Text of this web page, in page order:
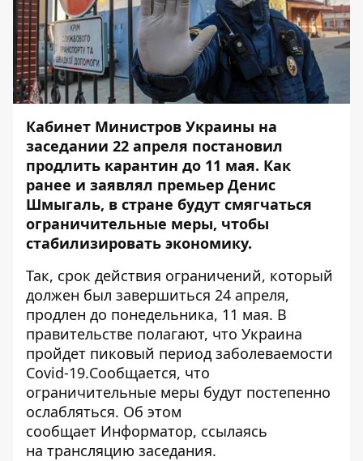
Кабинет Министров Украины на
заседании 22 апреля постановил
продлить карантин до 11 мая. Как
ранее и заявлял премьер Денис
Шмыгаль, в стране будут смягчаться
ограничительные меры, чтобы
стабилизировать экономику.
Так, срок действия ограничений, который
должен был завершиться 24 апреля,
продлен до понедельника, 11 мая. В
правительстве полагают, что Украина
пройдет пиковый период заболеваемости
Covid-19.Сообщается, что
ограничительные меры будут постепенно
ослабляться. Об этом
сообщает Информатор, ссылаясь
на трансляцию заседания.